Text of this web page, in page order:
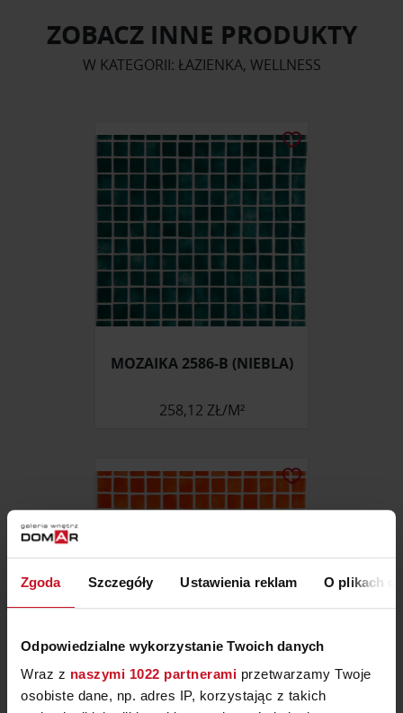
Zgoda Szczegóły Ustawienia reklam O plikach
Odpowiedzialne wykorzystanie Twoich danych
Wraz z naszymi 1022 partnerami przetwarzamy Twoje
osobiste dane, np. adres IP, korzystając z takich
ZOBACZ INNE PRODUKTY
W KATEGORII: ŁAZIENKA, WELLNESS
MOZAIKA 2586-B (NIEBLA)
258,12 ZŁ/M²
MOZAIKA 2509-C (NIEBLA)